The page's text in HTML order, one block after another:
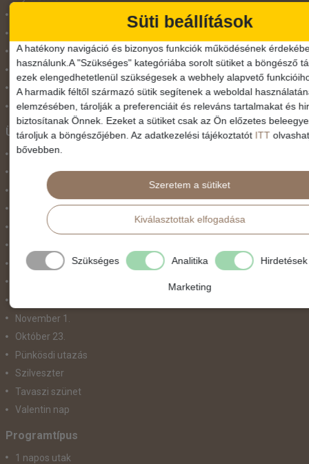
repülő+hajó
Repülővel
Szolgáltatás
Vonat
Ünnepek
Adventi hetek
Karácsonyi utazás
Karnevál
Két ünnep között
Március 15.
November 1.
Október 23.
Pünkösdi utazás
Szilveszter
Tavaszi szünet
Valentin nap
Programtípus
1 napos utak
Süti beállítások
A hatékony navigáció és bizonyos funkciók működésének
használunk.A "Szükséges" kategóriába sorolt sütiket a böngésző
ezek elengedhetetlenül szükségesek a webhely alapvető
A harmadik féltől származó sütik segítenek a weboldal
elemzésében, tárolják a preferenciáit és releváns tartalmakat és
biztosítanak Önnek. Ezeket a sütiket csak az Ön előzetes
tároljuk a böngészőjében. Az adatkezelési tájékoztatót ITT
bővebben.
Szeretem a sütiket
Kiválasztottak elfogadása
Szükséges Analitika Hirdetések
Marketing